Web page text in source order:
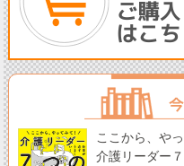
ここから、や
介護リーダー